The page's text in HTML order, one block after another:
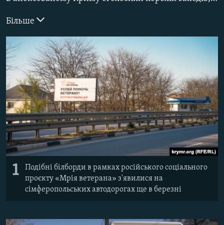
УКРАЇНСЬКА ПРОБЛЕМА КРИМУ
ІНФОГРАФІКА
Русский
Qırımtatar
ДОЛУЧАЙСЯ!
Усі сайти RFE/RL
Більше
1
Подібні білборди в рамках російського соціального
проєкту «Мрія ветерана» з'явилися на
сімферопольських автодорогах ще в березні